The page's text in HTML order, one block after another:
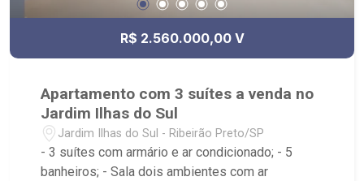
R$ 2.560.000,00 V
Apartamento com 3 suítes a venda no
Jardim Ilhas do Sul
Jardim Ilhas do Sul - Ribeirão Preto/SP
- 3 suítes com armário e ar condicionado; - 5
banheiros; - Sala dois ambientes com ar